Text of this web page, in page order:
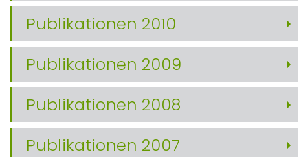
Publikationen 2010
Publikationen 2009
Publikationen 2008
Publikationen 2007